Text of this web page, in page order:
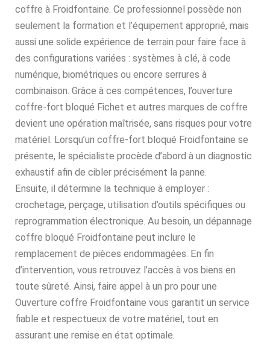
coffre à Froidfontaine. Ce professionnel possède non
seulement la formation et l’équipement approprié, mais
aussi une solide expérience de terrain pour faire face à
des configurations variées : systèmes à clé, à code
numérique, biométriques ou encore serrures à
combinaison. Grâce à ces compétences, l’ouverture
coffre-fort bloqué Fichet et autres marques de coffre
devient une opération maîtrisée, sans risques pour votre
matériel. Lorsqu’un coffre-fort bloqué Froidfontaine se
présente, le spécialiste procède d’abord à un diagnostic
exhaustif afin de cibler précisément la panne.
Ensuite, il détermine la technique à employer :
crochetage, perçage, utilisation d’outils spécifiques ou
reprogrammation électronique. Au besoin, un dépannage
coffre bloqué Froidfontaine peut inclure le
remplacement de pièces endommagées. En fin
d’intervention, vous retrouvez l’accès à vos biens en
toute sûreté. Ainsi, faire appel à un pro pour une
Ouverture coffre Froidfontaine vous garantit un service
fiable et respectueux de votre matériel, tout en
assurant une remise en état optimale.